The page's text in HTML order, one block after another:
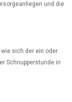
und die
sich der ein oder
Schnupperstunde in